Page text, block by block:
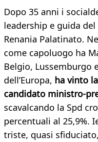
Dopo 35 anni i
leadership e guida
Renania Palatinato.
come capoluogo ha
Belgio, Lussemburgo
dell’Europa, ha vinto
candidato ministro-
scavalcando la Spd
percentuali al 25,9%.
triste, quasi